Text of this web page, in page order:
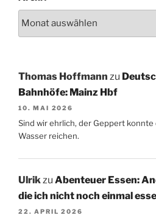
Thomas Hoffmann zu
Bahnhöfe: Mainz Hbf
10. MAI 2026
Sind wir ehrlich, der Geppert konnte
Wasser reichen.
Ulrikzu Abenteuer Essen:
die ich nicht noch einmal
22. APRIL 2026